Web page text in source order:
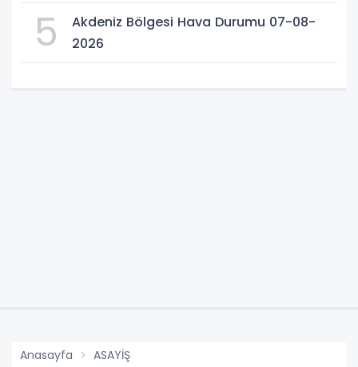
5
Akdeniz Bölgesi Hava Durumu 07-08-
2026
Anasayfa ASAYİŞ